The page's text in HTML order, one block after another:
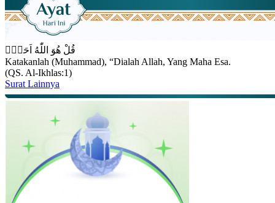
قُلْ هُوَ اللّٰهُ اَحَدٌۚ
Katakanlah (Muhammad), “Dialah Allah, Yang Maha Esa.
(QS. Al-Ikhlas:1)
Surat Lainnya